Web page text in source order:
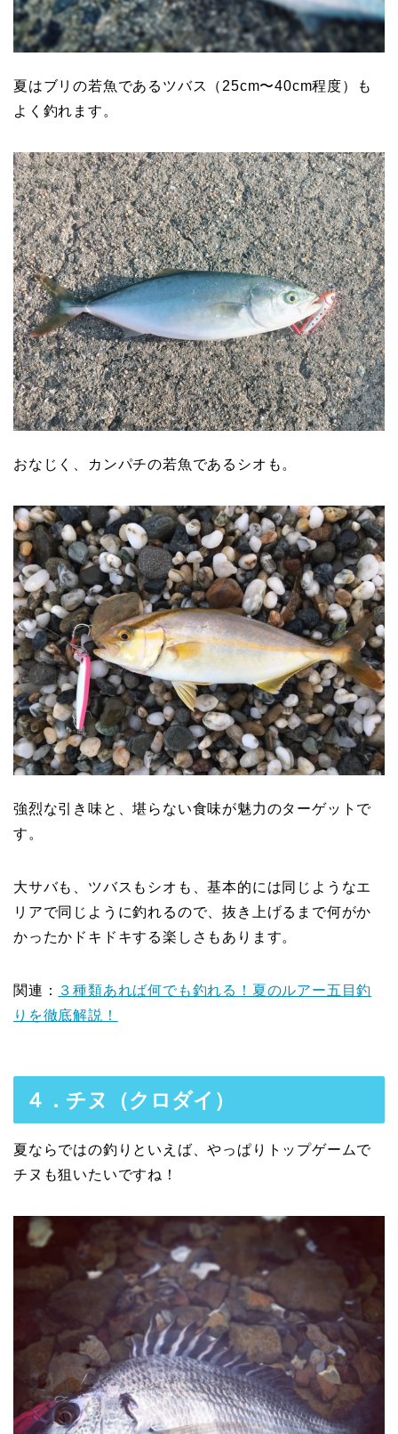
夏はブリの若魚であるツバス（25cm〜40cm程度）も
よく釣れます。
おなじく、カンパチの若魚であるシオも。
強烈な引き味と、堪らない食味が魅力のターゲットで
す。
大サバも、ツバスもシオも、基本的には同じようなエ
リアで同じように釣れるので、抜き上げるまで何がか
かったかドキドキする楽しさもあります。
関連：
３種類あれば何でも釣れる！夏のルアー五目釣
りを徹底解説！
４．チヌ（クロダイ）
夏ならではの釣りといえば、やっぱりトップゲームで
チヌも狙いたいですね！